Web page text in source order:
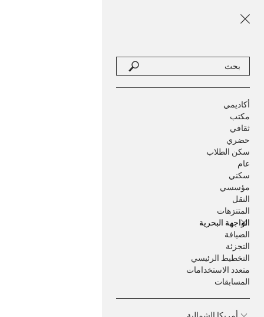
أكاديمي
مكتب
ثقافي
حضري
سكن الطلاب
عام
سكني
مؤسسي
النقل
المتنزهات
الواجهة البحرية
الضيافة
التجزئة
التخطيط الرئيسي
متعدد الاستخدامات
المسابقات
أمريكا الشمالية